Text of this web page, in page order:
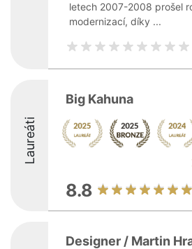
letech 2007-2008 prošel
modernizací, díky ...
Laureáti
Big Kahuna
8.8
Designer / Martin